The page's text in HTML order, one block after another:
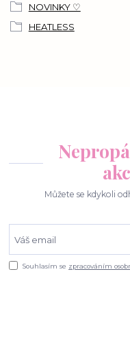
NOVINKY ♡
HEATLESS
Můžete se kdykoli
Souhlasím se zpracováním